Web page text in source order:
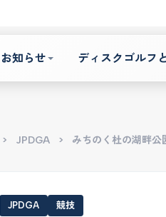
お知らせ ディスクゴルフ
> JPDGA > みちのく杜の湖畔公
JPDGA 競技